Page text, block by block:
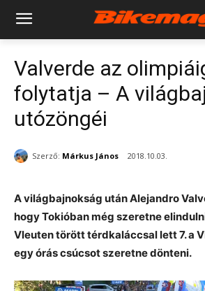
Valverde az
folytatja – A
utózöngéi
Szerző: Márkus János 2018.10.03.
A világbajnokság után Alejandro
hogy Tokióban még szeretne
Vleuten törött térdkaláccsal lett 7. a
egy órás csúcsot szeretne dönteni.